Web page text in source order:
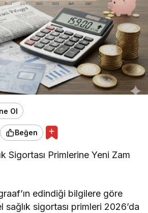
Ol
Beğen
Sigortası Primlerine Yeni Zam
edindiği bilgilere göre
sağlık sigortası primleri 2026’da